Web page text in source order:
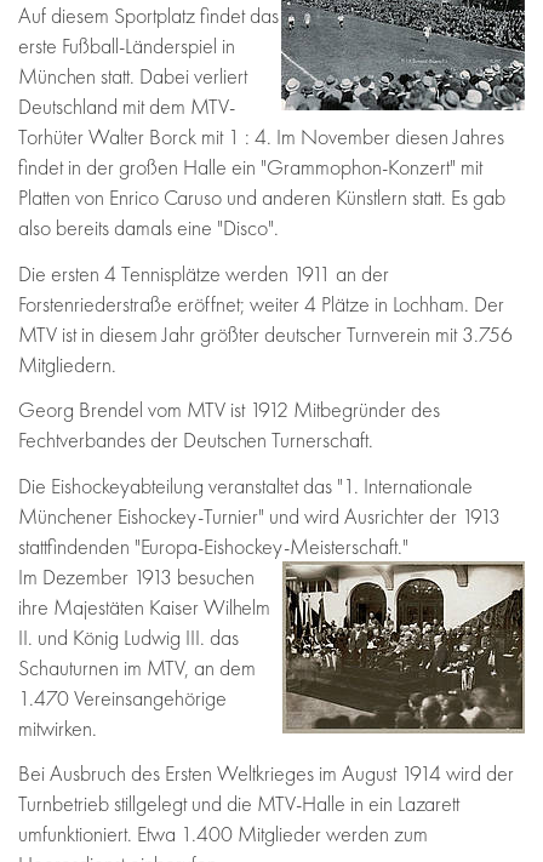
Auf diesem Sportplatz findet das
erste Fußball-Länderspiel in
München statt. Dabei verliert
Deutschland mit dem MTV-
Torhüter Walter Borck mit 1 : 4. Im November diesen Jahres
findet in der großen Halle ein "Grammophon-Konzert" mit
Platten von Enrico Caruso und anderen Künstlern statt. Es gab
also bereits damals eine "Disco".
Die ersten 4 Tennisplätze werden 1911 an der
Forstenriederstraße eröffnet; weiter 4 Plätze in Lochham. Der
MTV ist in diesem Jahr größter deutscher Turnverein mit 3.756
Mitgliedern.
Georg Brendel vom MTV ist 1912 Mitbegründer des
Fechtverbandes der Deutschen Turnerschaft.
Die Eishockeyabteilung veranstaltet das "1. Internationale
Münchener Eishockey-Turnier" und wird Ausrichter der 1913
stattfindenden "Europa-Eishockey-Meisterschaft."
Im Dezember 1913 besuchen
ihre Majestäten Kaiser Wilhelm
II. und König Ludwig III. das
Schauturnen im MTV, an dem
1.470 Vereinsangehörige
mitwirken.
Bei Ausbruch des Ersten Weltkrieges im August 1914 wird der
Turnbetrieb stillgelegt und die MTV-Halle in ein Lazarett
umfunktioniert. Etwa 1.400 Mitglieder werden zum